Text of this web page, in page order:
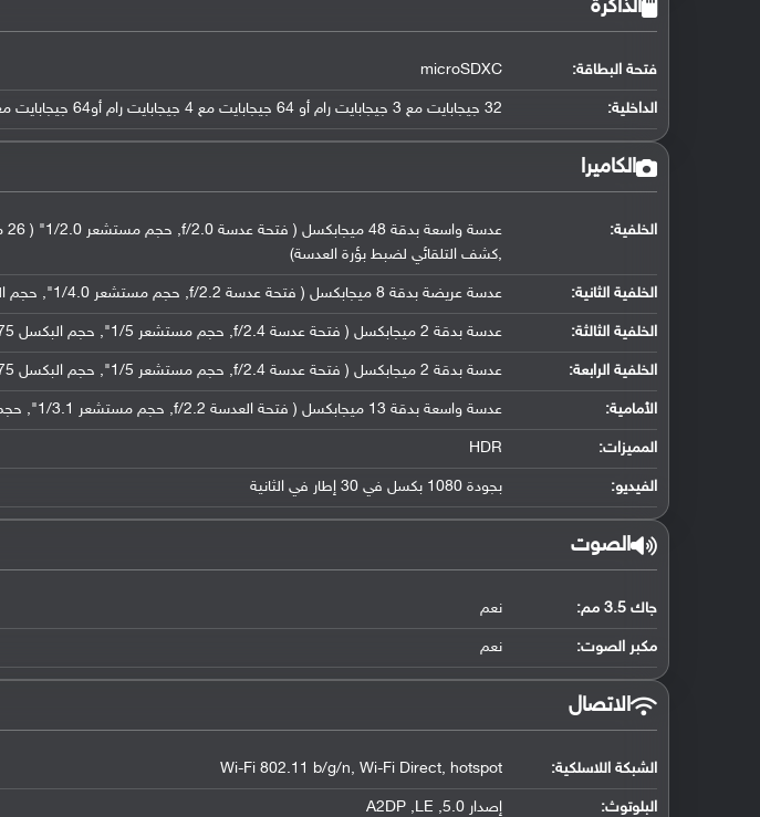
الذاكرة
فتحة البطاقة: microSDXC
الداخلية: 32 جيجابايت مع 3 جيجابايت رام أو 64 جيجابايت مع 4 جيجابايت رام أو64 جيجابايت مع 6 جيجابايت رام eMMC 5.1
الكاميرا
الخلفية:
,كشف التلقائي لضبط بؤرة العدسة)
الخلفية الثانية: عدسة عريضة بدقة 8 ميجابكسل ( فتحة عدسة f/2.2, حجم مستشعر 1/4.0", حجم البكسل 1.12 مايكرومتر)
الخلفية الثالثة: عدسة بدقة 2 ميجابكسل ( فتحة عدسة f/2.4, حجم مستشعر 1/5", حجم البكسل 1.75 مايكرومتر, كاميرا ماكرو مخصصة)
الخلفية الرابعة: عدسة بدقة 2 ميجابكسل ( فتحة عدسة f/2.4, حجم مستشعر 1/5", حجم البكسل 1.75 مايكرومتر, مستشعر عمق)
الأمامية: عدسة واسعة بدقة 13 ميجابكسل ( فتحة العدسة f/2.2, حجم مستشعر 1/3.1", حجم البكسل 1.12 مايكرومتر)
المميزات: HDR
الفيديو: بجودة 1080 بكسل في 30 إطار في الثانية
الصوت
جاك 3.5 مم: نعم
مكبر الصوت: نعم
الاتصال
الشبكة اللاسلكية: Wi-Fi 802.11 b/g/n, Wi-Fi Direct, hotspot
البلوتوث: إصدار 5.0, A2DP ,LE